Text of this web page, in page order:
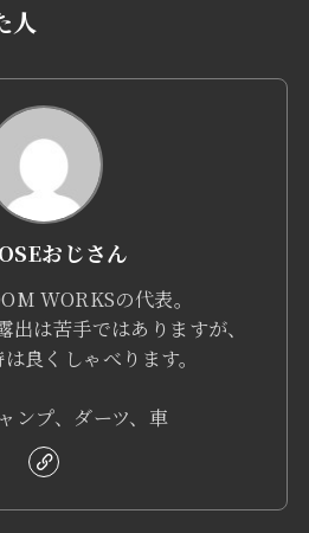
人
おじさん
WORKSの代表。
出は苦手ではありますが、
良くしゃべります。
ンプ、ダーツ、車